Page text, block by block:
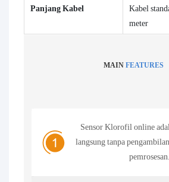
Panjang Kabel
Kabel
meter
MAIN FEATURES
Sensor Klorofil online
langsung tanpa
pemrosesan.